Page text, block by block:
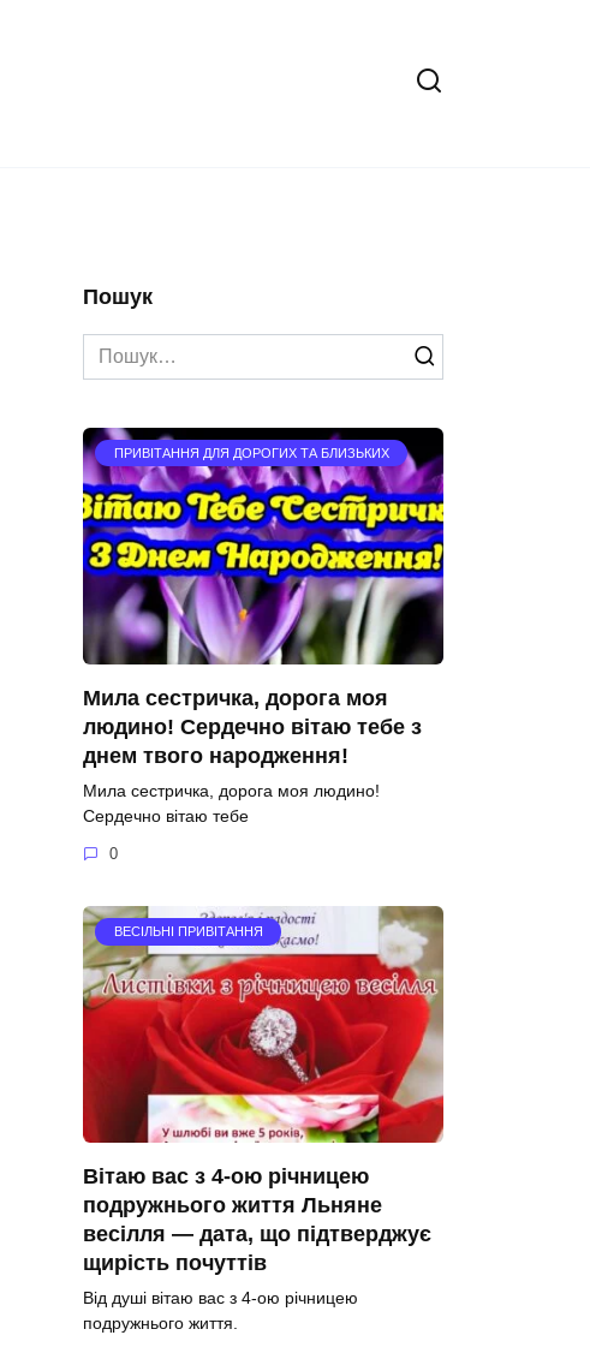
Пошук
Search
for:
ПРИВІТАННЯ ДЛЯ ДОРОГИХ ТА БЛИЗЬКИХ
Мила сестричка, дорога моя
людино! Сердечно вітаю тебе з
днем твого народження!
Мила сестричка, дорога моя людино!
Сердечно вітаю тебе
0
ВЕСІЛЬНІ ПРИВІТАННЯ
Вітаю вас з 4-ою річницею
подружнього життя Льняне
весілля — дата, що підтверджує
щирість почуттів
Від душі вітаю вас з 4-ою річницею
подружнього життя.